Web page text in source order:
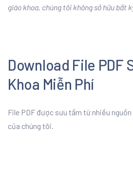
giáo khoa, chúng tôi không sở hữu bất
Download File PDF
Khoa Miễn Phí
File PDF được sưu tầm từ nhiều
của chúng tôi.